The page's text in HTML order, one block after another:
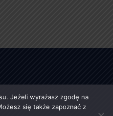
Jeżeli wyrażasz zgodę na
się także zapoznać z